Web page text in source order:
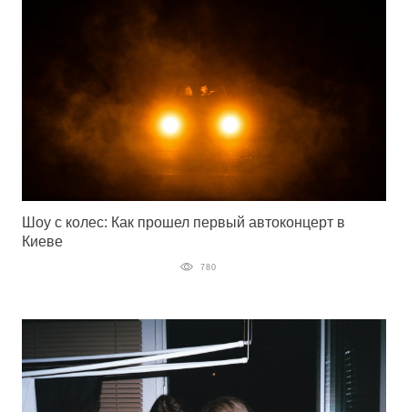
Шоу с колес: Как прошел первый автоконцерт в
Киеве
780